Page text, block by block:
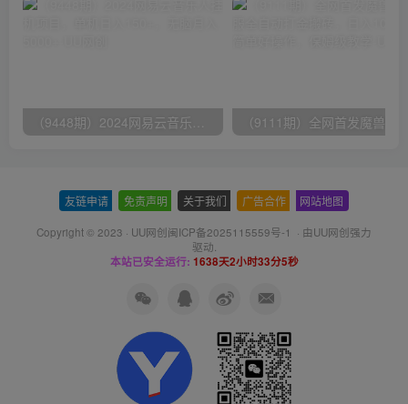
友链申请 免责声明 关于我们 广告合作 网站地图
Copyright © 2023 · UU网创闽ICP备2025115559号-1 · 由UU网创强力
驱动.
本站已安全运行: 1638天2小时33分5秒